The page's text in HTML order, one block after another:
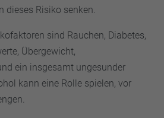
dieses Risiko senken.
sind Rauchen, Diabetes,
Übergewicht,
ein insgesamt ungesunder
kann eine Rolle spielen, vor